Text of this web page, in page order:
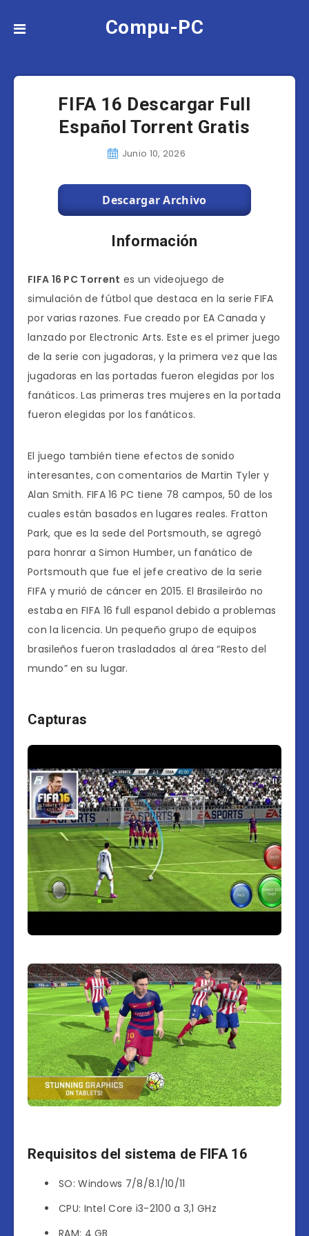
Compu-PC
FIFA 16 Descargar Full
Español Torrent Gratis
Junio 10, 2026
Descargar Archivo
Información
FIFA 16 PC Torrent es un videojuego de
simulación de fútbol que destaca en la serie FIFA
por varias razones. Fue creado por EA Canada y
lanzado por Electronic Arts. Este es el primer juego
de la serie con jugadoras, y la primera vez que las
jugadoras en las portadas fueron elegidas por los
fanáticos. Las primeras tres mujeres en la portada
fueron elegidas por los fanáticos.
El juego también tiene efectos de sonido
interesantes, con comentarios de Martin Tyler y
Alan Smith. FIFA 16 PC tiene 78 campos, 50 de los
cuales están basados ​​en lugares reales. Fratton
Park, que es la sede del Portsmouth, se agregó
para honrar a Simon Humber, un fanático de
Portsmouth que fue el jefe creativo de la serie
FIFA y murió de cáncer en 2015. El Brasileirão no
estaba en FIFA 16 full espanol debido a problemas
con la licencia. Un pequeño grupo de equipos
brasileños fueron trasladados al área “Resto del
mundo” en su lugar.
Capturas
Requisitos del sistema de FIFA 16
SO: Windows 7/8/8.1/10/11
CPU: Intel Core i3-2100 a 3,1 GHz